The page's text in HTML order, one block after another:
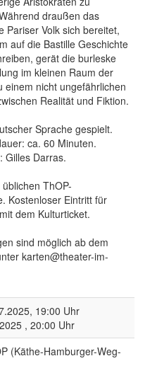
draußen das
Pariser Volk sich bereitet,
auf die Bastille Geschichte
gerät die burleske
im kleinen Raum der
einem nicht ungefährlichen
Realität und Fiktion.
Sprache gespielt.
ca. 60 Minuten.
Gilles Darras.
ThOP-
Kostenloser Eintritt für
dem Kulturticket.
sind möglich ab dem
karten@theater-im-
19:00 Uhr
, 20:00 Uhr
(Käthe-Hamburger-Weg-